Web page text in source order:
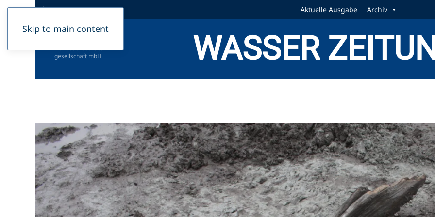
Skip to main content
Podcast Aktuelle Ausgabe Archiv
Herausgeber:
Abwasserbetriebs­
gesellschaft mbH
WASSER